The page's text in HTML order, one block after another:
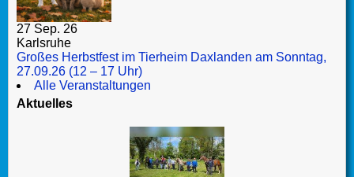
27 Sep. 26
Karlsruhe
Großes Herbstfest im Tierheim Daxlanden am Sonntag,
27.09.26 (12 – 17 Uhr)
Alle Veranstaltungen
Aktuelles